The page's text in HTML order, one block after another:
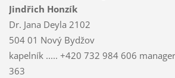
Jindřich Honzík
Dr. Jana Deyla 2102
504 01 Nový Bydžov
kapelník ..... +420 732 984 606
363